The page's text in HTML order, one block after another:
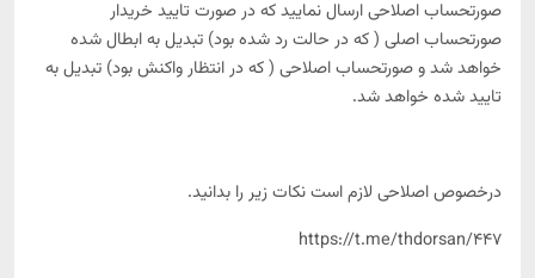
نرم‌افزار قوانین و مقررات مالیاتی (درسام)
گروه بندی هوشمند مشاغل
ابزار تشخیص مشمولیت ماده 272 برای ارائه صورت‌های
دریافت شناسه کالا و خدمات مودیان
درخواست کلاس آموزشی
مشاوره جهت بررسی اسناد و مدارک و آموزش کارکنان
صورتحساب اصلاحی ارسال نمایید که در صورت تایید خریدار
صورتحساب اصلی ( که در حالت رد شده بود) تبدیل به ابطال شده
خواهد شد و صورتحساب اصلاحی ( که در انتظار واکنش بود) تبدیل به
تایید شده خواهد شد.
درخصوص اصلاحی لازم است نکات زیر را بدانید.
https://t.me/thdorsan/447